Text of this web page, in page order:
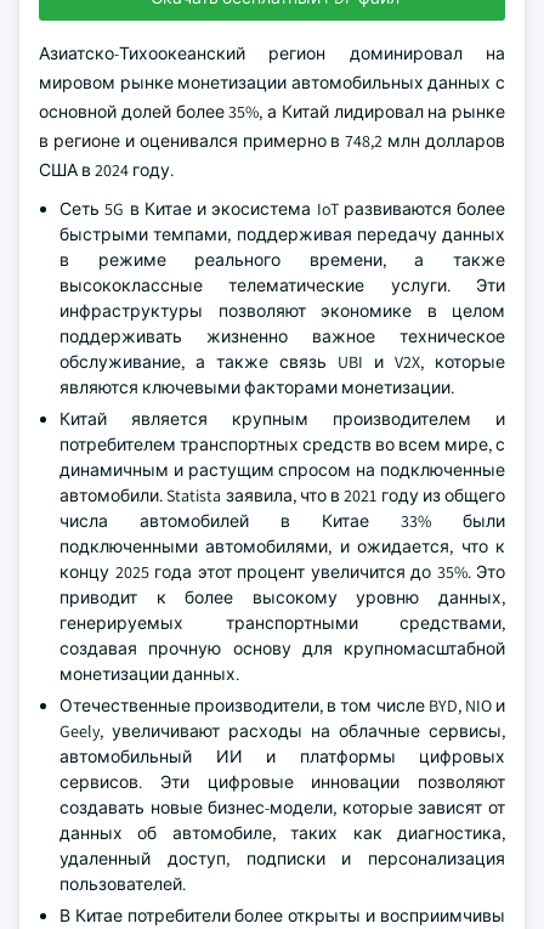
Азиатско-Тихоокеанский регион доминировал на
мировом рынке монетизации автомобильных данных с
основной долей более 35%, а Китай лидировал на рынке
в регионе и оценивался примерно в 748,2 млн долларов
США в 2024 году.
Сеть 5G в Китае и экосистема IoT развиваются более
быстрыми темпами, поддерживая передачу данных
в режиме реального времени, а также
высококлассные телематические услуги. Эти
инфраструктуры позволяют экономике в целом
поддерживать жизненно важное техническое
обслуживание, а также связь UBI и V2X, которые
являются ключевыми факторами монетизации.
Китай является крупным производителем и
потребителем транспортных средств во всем мире, с
динамичным и растущим спросом на подключенные
автомобили. Statista заявила, что в 2021 году из общего
числа автомобилей в Китае 33% были
подключенными автомобилями, и ожидается, что к
концу 2025 года этот процент увеличится до 35%. Это
приводит к более высокому уровню данных,
генерируемых транспортными средствами,
создавая прочную основу для крупномасштабной
монетизации данных.
Отечественные производители, в том числе BYD, NIO и
Geely, увеличивают расходы на облачные сервисы,
автомобильный ИИ и платформы цифровых
сервисов. Эти цифровые инновации позволяют
создавать новые бизнес-модели, которые зависят от
данных об автомобиле, таких как диагностика,
удаленный доступ, подписки и персонализация
пользователей.
В Китае потребители более открыты и восприимчивы